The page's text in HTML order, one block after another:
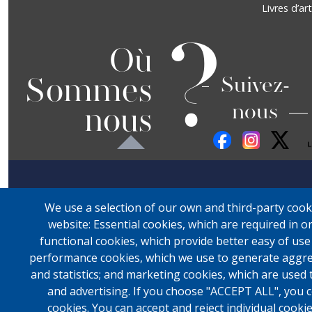
Livres d’art
Où
Sommes
nous ?Suivez-
nous
We use a selection of our own and third-party
website: Essential cookies, which are required in
functional cookies, which provide better easy of
performance cookies, which we use to generate
and statistics; and marketing cookies, which are
and advertising. If you choose "ACCEPT ALL",
cookies. You can accept and reject individual